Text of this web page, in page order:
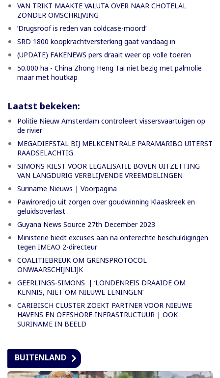
VAN TRIKT MAAKTE VALUTA OVER NAAR CHOTELAL
ZONDER OMSCHRIJVING
’Drugsroof is reden van coldcase-moord’
SRD 1800 koopkrachtversterking gaat vandaag in
(UPDATE) FAKENEWS pers draait weer op volle toeren
50.000 ha - China Zhong Heng Tai niet bezig met palmolie
maar met houtkap
Laatst bekeken:
Politie Nieuw Amsterdam controleert vissersvaartuigen op
de rivier
MEGADIEFSTAL BIJ MELKCENTRALE PARAMARIBO UITERST
RAADSELACHTIG
SIMONS KIEST VOOR LEGALISATIE BOVEN UITZETTING
VAN LANGDURIG VERBLIJVENDE VREEMDELINGEN
Suriname Nieuws | Voorpagina
Pawiroredjo uit zorgen over goudwinning Klaaskreek en
geluidsoverlast
Guyana News Source 27th December 2023
Ministerie biedt excuses aan na onterechte beschuldigingen
tegen IMEAO 2-directeur
COALITIEBREUK OM GRENSPROTOCOL
ONWAARSCHIJNLIJK
GEERLINGS-SIMONS | ‘LONDENREIS DRAAIDE OM
KENNIS, NIET OM NIEUWE LENINGEN’
CARIBISCH CLUSTER ZOEKT PARTNER VOOR NIEUWE
HAVENS EN OFFSHORE-INFRASTRUCTUUR | OOK
SURINAME IN BEELD
BUITENLAND